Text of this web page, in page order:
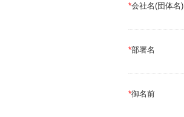
*会社名(団体名)
*部署名
*御名前